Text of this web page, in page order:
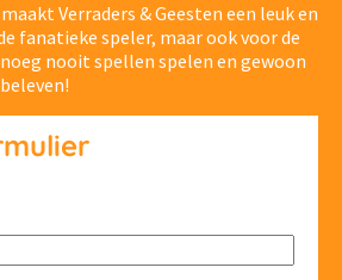
Verraders & Geesten een leuk en
fanatieke speler, maar ook voor de
nooit spellen spelen en gewoon